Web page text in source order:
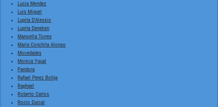
Lucia Mendez
Luis Miguel
Lupita D'Alessio
Lupita Deneken
Manoella Torres
Maria Conchita Alonso
Mocedades
Monica Ygual
Pandora
Rafael Perez Botija
Raphael
Roberto Carlos
Rocio Durcal